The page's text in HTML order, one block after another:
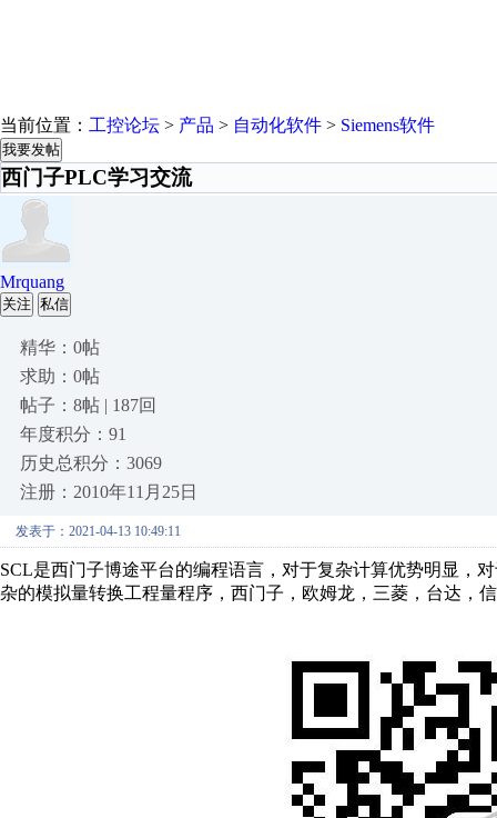
当前位置： 工控论坛 > 产品 > 自动化软件 > Siemens软件
我要发帖
西门子PLC学习交流
Mrquang
关注 私信
精华：0帖
求助：0帖
帖子：8帖 | 187回
年度积分：91
历史总积分：3069
注册：2010年11月25日
发表于：2021-04-13 10:49:11
SCL是西门子博途平台的编程语言，对于复杂计算优势明显，
杂的模拟量转换工程量程序，西门子，欧姆龙，三菱，台达，